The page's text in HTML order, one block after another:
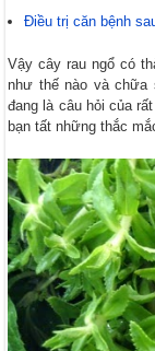
Điều trị căn bệnh
Vậy cây rau ngổ có
như thế nào và chữa
đang là câu hỏi của
bạn tất những thắc